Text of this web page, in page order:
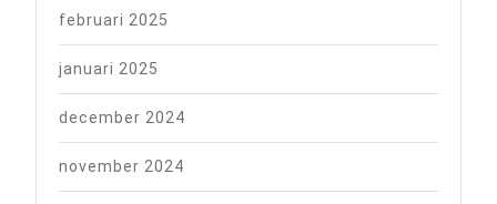
februari 2025
januari 2025
december 2024
november 2024